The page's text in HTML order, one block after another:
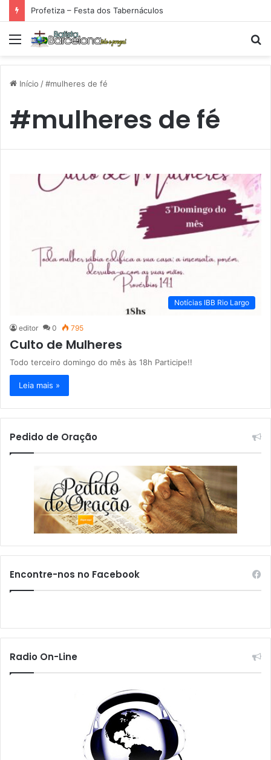
Profetiza – Festa dos Tabernáculos
Menu
Início /#mulheres de fé
#mulheres de fé
Notícias IBB Rio Largo
editor 0 795
Culto de Mulheres
Todo terceiro domingo do mês às 18h Participe!!
Leia mais »
Pedido de Oração
Encontre-nos no Facebook
Radio On-Line